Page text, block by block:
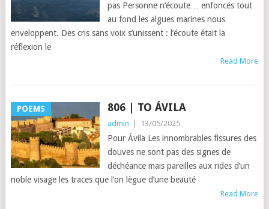
pas Personne n’écoute… enfoncés tout
au fond les algues marines nous
enveloppent. Des cris sans voix s’unissent : l’écoute était la
réflexion le
Read More
POEMS 806 | TO ÁVILA
admin 13/05/2025
Pour Ávila Les innombrables fissures des
douves ne sont pas des signes de
déchéance mais pareilles aux rides d’un
noble visage les traces que l’on lègue d’une beauté
Read More